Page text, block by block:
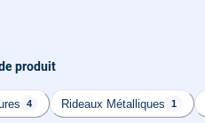
produit
4 Rideaux Métalliques 1